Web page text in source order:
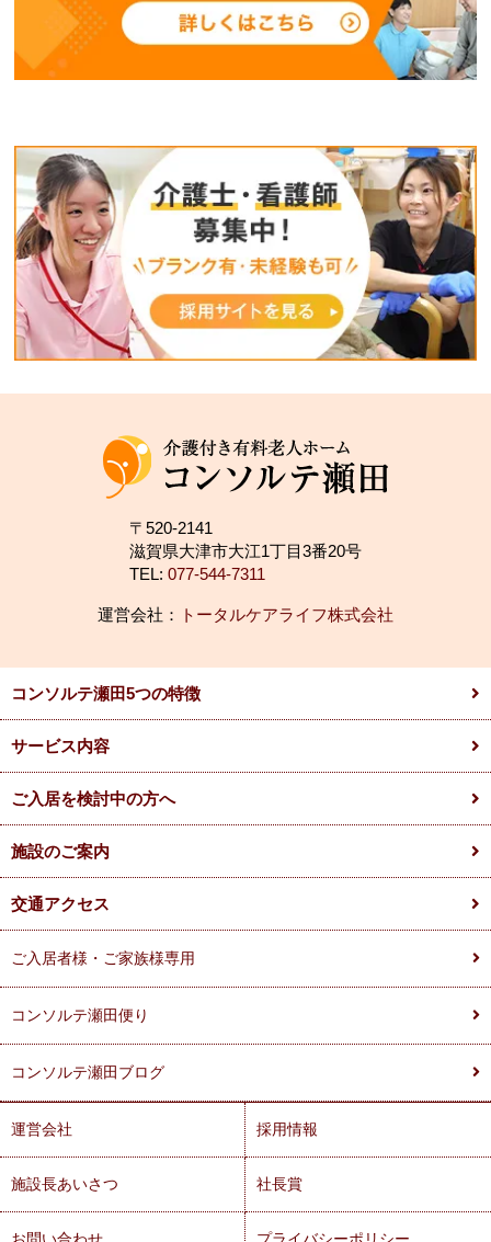
〒520-2141
滋賀県大津市大江1丁目3番20号
TEL: 077-544-7311
運営会社： トータルケアライフ株式会社
コンソルテ瀬田5つの特徴
サービス内容
ご入居を検討中の方へ
施設のご案内
交通アクセス
ご入居者様・ご家族様専用
コンソルテ瀬田便り
コンソルテ瀬田ブログ
運営会社 採用情報
施設長あいさつ 社長賞
お問い合わせ プライバシーポリシー